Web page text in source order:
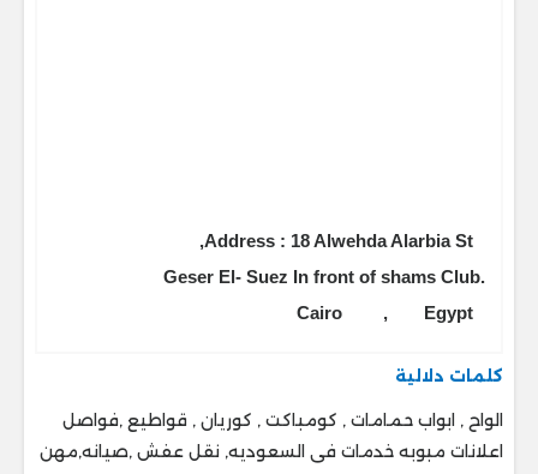
Address : 18 Alwehda Alarbia St,
Geser El- Suez In front of shams Club.
Cairo
, Egypt
كلمات دلالية
الواح , ابواب حمامات , كومباكت , كوريان , قواطيع ,فواصل
اعلانات مبوبه خدمات فى السعوديه, نقل عفش ,صيانه,مهن